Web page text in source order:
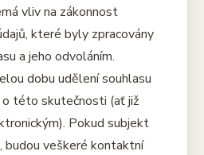
vliv na zákonnost
které byly zpracovány
a jeho odvoláním.
dobu udělení souhlasu
této skutečnosti (ať již
Pokud subjekt
budou veškeré kontaktní